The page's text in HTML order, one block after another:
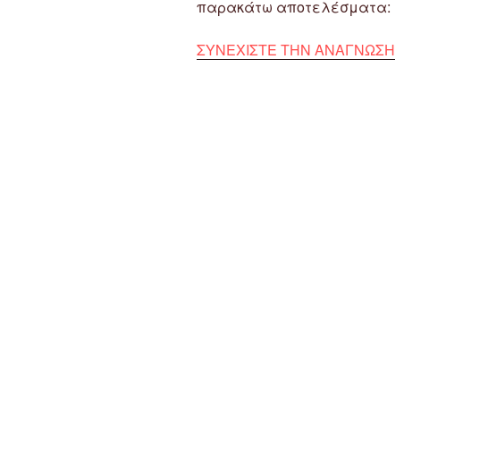
παρακάτω αποτελέσματα:
ΣΥΝΕΧΙΣΤΕ ΤΗΝ ΑΝΑΓΝΩΣΗ